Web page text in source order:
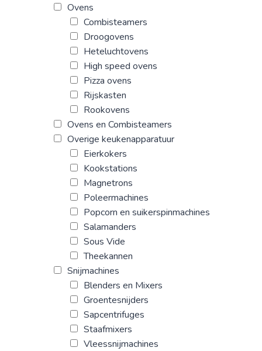
Ovens
Combisteamers
Droogovens
Heteluchtovens
High speed ovens
Pizza ovens
Rijskasten
Rookovens
Ovens en Combisteamers
Overige keukenapparatuur
Eierkokers
Kookstations
Magnetrons
Poleermachines
Popcorn en suikerspinmachines
Salamanders
Sous Vide
Theekannen
Snijmachines
Blenders en Mixers
Groentesnijders
Sapcentrifuges
Staafmixers
Vleessnijmachines